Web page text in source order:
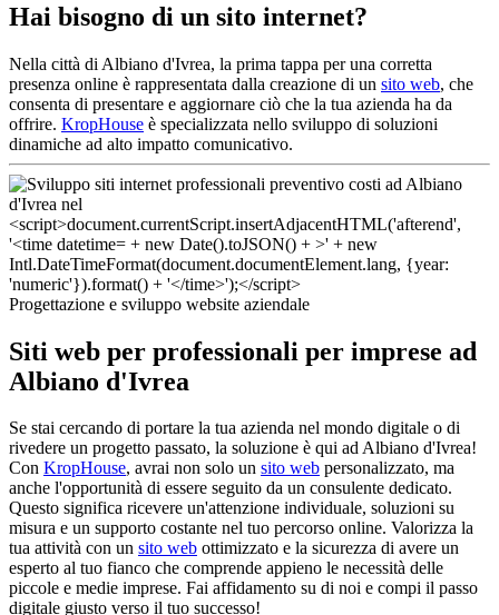
Hai bisogno di un sito internet?
Nella città di Albiano d'Ivrea, la prima tappa per una corretta
presenza online è rappresentata dalla creazione di un sito web, che
consenta di presentare e aggiornare ciò che la tua azienda ha da
offrire. KropHouse è specializzata nello sviluppo di soluzioni
dinamiche ad alto impatto comunicativo.
Progettazione e sviluppo website aziendale
Siti web per professionali per imprese ad
Albiano d'Ivrea
Se stai cercando di portare la tua azienda nel mondo digitale o di
rivedere un progetto passato, la soluzione è qui ad Albiano d'Ivrea!
Con KropHouse, avrai non solo un sito web personalizzato, ma
anche l'opportunità di essere seguito da un consulente dedicato.
Questo significa ricevere un'attenzione individuale, soluzioni su
misura e un supporto costante nel tuo percorso online. Valorizza la
tua attività con un sito web ottimizzato e la sicurezza di avere un
esperto al tuo fianco che comprende appieno le necessità delle
piccole e medie imprese. Fai affidamento su di noi e compi il passo
digitale giusto verso il tuo successo!